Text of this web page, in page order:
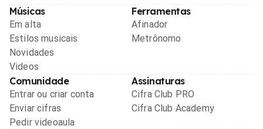
Músicas
Em alta
Estilos musicais
Novidades
Videos
Ferramentas
Afinador
Metrônomo
Comunidade
Entrar ou criar conta
Enviar cifras
Pedir videoaula
Assinaturas
Cifra Club PRO
Cifra Club Academy